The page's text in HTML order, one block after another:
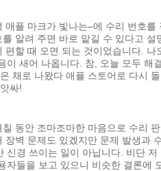
애플 마크가 빛나는–에 수리 번호를
알려 주면 바로 맡길 수 있다고 설
편할 때 오면 되는 것이었습니다. 나
이 새어 나옵니다. 참, 오늘 모두 해
채로 나왔다 애플 스토어로 다시
싸!
동안 조마조마한 마음으로 수리
장벽 문제도 있겠지만 문제 발생과
신경 쓰이는 일이 아닙니다. 비단 저
자들을 보고 있으니 비슷한 결론에